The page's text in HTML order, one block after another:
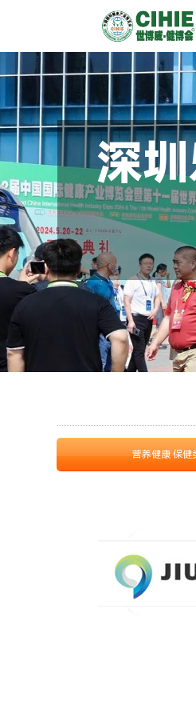
深
营养健康 保健